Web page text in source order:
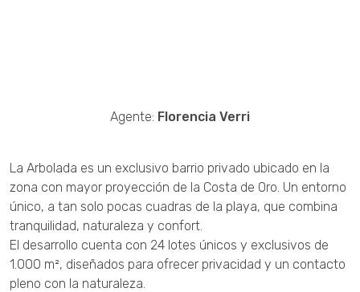
Agente: Florencia Verri
La Arbolada es un exclusivo barrio privado ubicado en la
zona con mayor proyección de la Costa de Oro. Un entorno
único, a tan solo pocas cuadras de la playa, que combina
tranquilidad, naturaleza y confort.
El desarrollo cuenta con 24 lotes únicos y exclusivos de
1.000 m², diseñados para ofrecer privacidad y un contacto
pleno con la naturaleza.